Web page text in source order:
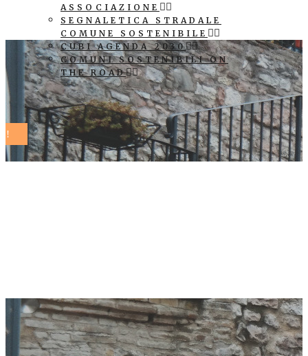
ASSOCIAZIONE
SEGNALETICA STRADALE
COMUNE SOSTENIBILE
CUBI AGENDA 2030
COMUNI SOSTENIBILI ON
THE ROAD